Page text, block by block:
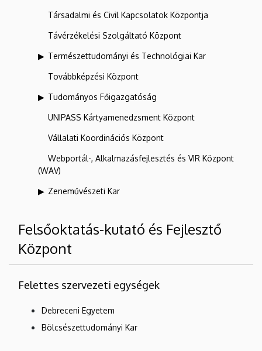
Társadalmi és Civil Kapcsolatok Központja
Távérzékelési Szolgáltató Központ
Természettudományi és Technológiai Kar
Továbbképzési Központ
Tudományos Főigazgatóság
UNIPASS Kártyamenedzsment Központ
Vállalati Koordinációs Központ
Webportál-, Alkalmazásfejlesztés és VIR Központ
(WAV)
Zeneművészeti Kar
Felsőoktatás-kutató és Fejlesztő
Központ
Felettes szervezeti egységek
Debreceni Egyetem
Bölcsészettudományi Kar